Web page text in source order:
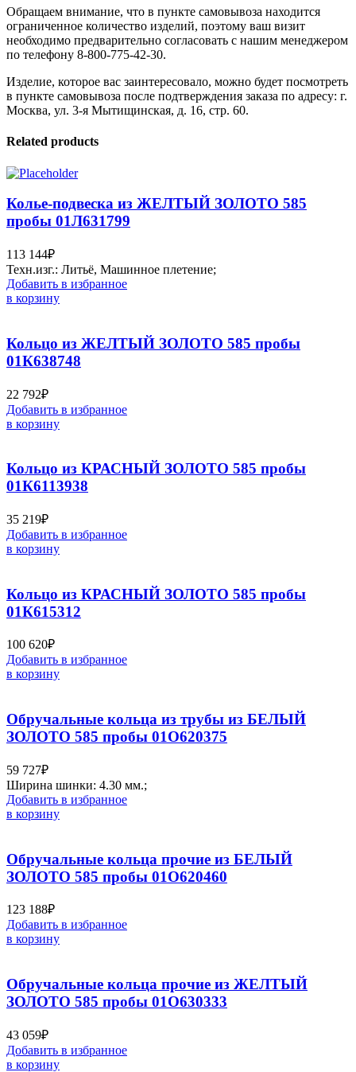
Обращаем внимание, что в пункте самовывоза находится
ограниченное количество изделий, поэтому ваш визит
необходимо предварительно согласовать с нашим менеджером
по телефону 8-800-775-42-30.
Изделие, которое вас заинтересовало, можно будет посмотреть
в пункте самовывоза после подтверждения заказа по адресу: г.
Москва, ул. 3-я Мытищинская, д. 16, стр. 60.
Related products
Колье-подвеска из ЖЕЛТЫЙ ЗОЛОТО 585
пробы 01Л631799
113 144₽
Техн.изг.: Литьё, Машинное плетение;
Добавить в избранное
в корзину
Кольцо из ЖЕЛТЫЙ ЗОЛОТО 585 пробы
01К638748
22 792₽
Добавить в избранное
в корзину
Кольцо из КРАСНЫЙ ЗОЛОТО 585 пробы
01К6113938
35 219₽
Добавить в избранное
в корзину
Кольцо из КРАСНЫЙ ЗОЛОТО 585 пробы
01К615312
100 620₽
Добавить в избранное
в корзину
Обручальные кольца из трубы из БЕЛЫЙ
ЗОЛОТО 585 пробы 01О620375
59 727₽
Ширина шинки: 4.30 мм.;
Добавить в избранное
в корзину
Обручальные кольца прочие из БЕЛЫЙ
ЗОЛОТО 585 пробы 01О620460
123 188₽
Добавить в избранное
в корзину
Обручальные кольца прочие из ЖЕЛТЫЙ
ЗОЛОТО 585 пробы 01О630333
43 059₽
Добавить в избранное
в корзину